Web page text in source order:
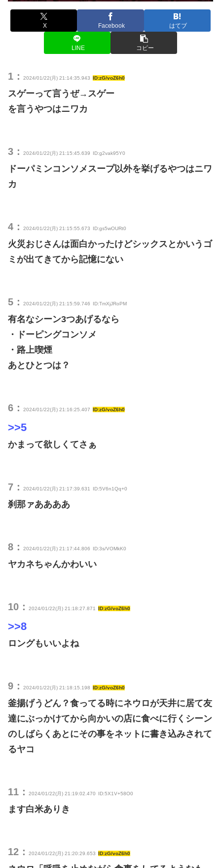
X Facebook はてブ
LINE コピー
1： 2024/01/22(月) 21:14:35.943 ID:zG/voZ6h0
スゲーって言うぜ→スゲー
を言うやつはニワカ
3： 2024/01/22(月) 21:15:45.639 ID:g2vak95Y0
ドーパミンコンソメスープ以外を挙げるやつはニワ
カ
4： 2024/01/22(月) 21:15:55.673 ID:gs5wOURt0
火災おじさんは面白かったけどシックスとかいうゴ
ミが出てきてから記憶にない
5： 2024/01/22(月) 21:15:59.746 ID:TmXjJRoPM
有名なシーン3つあげるなら
・ドーピングコンソメ
・路上喫煙
あとひとつは？
6： 2024/01/22(月) 21:16:25.407 ID:zG/voZ6h0
>>5
かまって欲しくてさぁ
7： 2024/01/22(月) 21:17:39.631 ID:5V6n1Qq+0
刹那ァああああ
8： 2024/01/22(月) 21:17:44.806 ID:3s/VOMkK0
ヤカネちゃんかわいい
10： 2024/01/22(月) 21:18:27.871 ID:zG/voZ6h0
>>8
ロングもいいよね
9： 2024/01/22(月) 21:18:15.198 ID:zG/voZ6h0
釜揚げうどん？食ってる時にネウロが天井に居て友
達にぶっかけてから向かいの店に食べに行くシーン
のしばらくあとにその事をネットに書き込みされて
るヤコ
11： 2024/01/22(月) 21:19:02.470 ID:5X1V+58O0
ます白米ありき
12： 2024/01/22(月) 21:20:29.653 ID:zG/voZ6h0